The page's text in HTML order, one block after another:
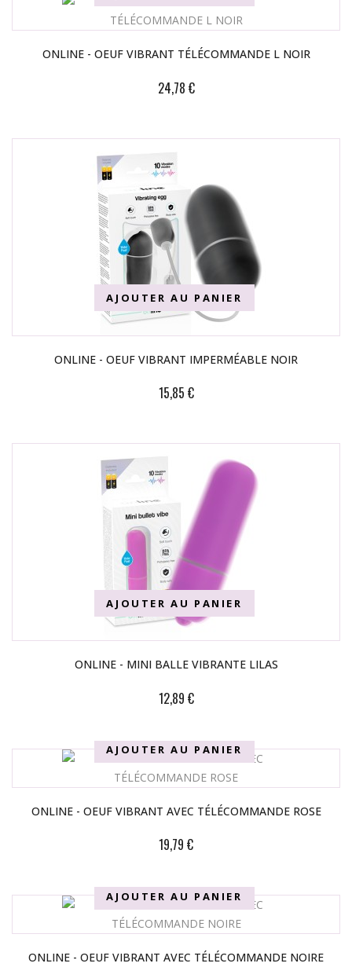
ONLINE - OEUF VIBRANT TÉLÉCOMMANDE L NOIR
24,78 €
ONLINE - OEUF VIBRANT IMPERMÉABLE NOIR
15,85 €
AJOUTER AU PANIER
ONLINE - MINI BALLE VIBRANTE LILAS
12,89 €
AJOUTER AU PANIER
ONLINE - OEUF VIBRANT AVEC TÉLÉCOMMANDE ROSE
19,79 €
AJOUTER AU PANIER
ONLINE - OEUF VIBRANT AVEC TÉLÉCOMMANDE NOIRE
AJOUTER AU PANIER